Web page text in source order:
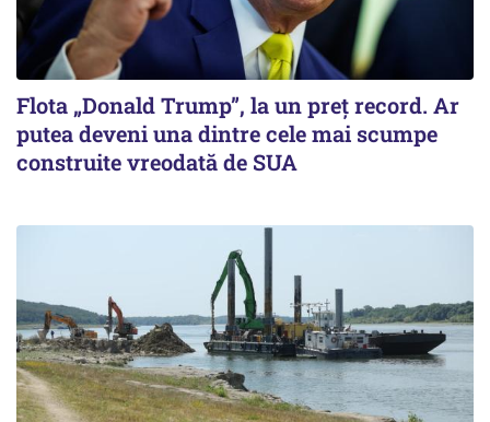
Flota „Donald Trump”, la un preț record. Ar
putea deveni una dintre cele mai scumpe
construite vreodată de SUA